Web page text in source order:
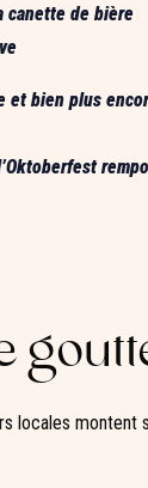
canette de bière
et bien plus
locales